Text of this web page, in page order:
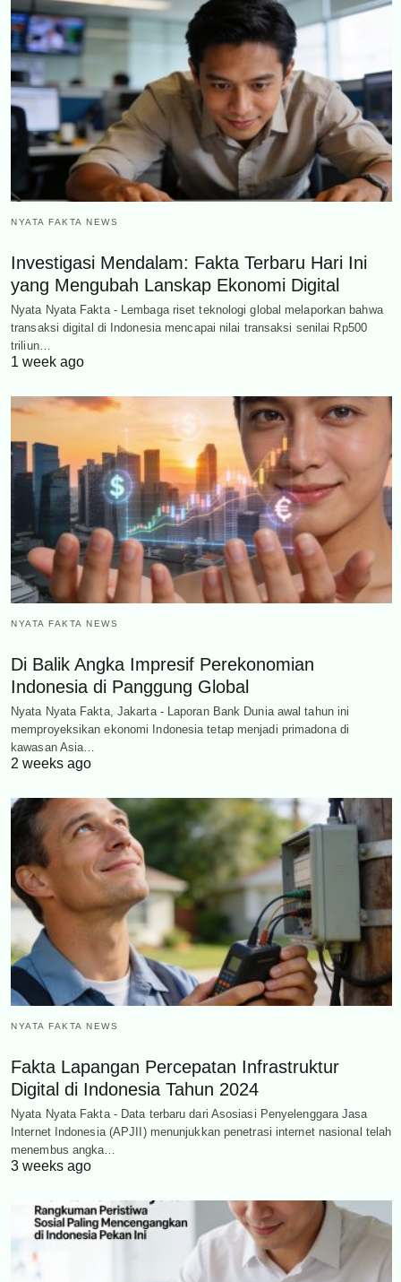
NYATA FAKTA NEWS
Investigasi Mendalam: Fakta Terbaru Hari Ini
yang Mengubah Lanskap Ekonomi Digital
Nyata Nyata Fakta - Lembaga riset teknologi global melaporkan bahwa
transaksi digital di Indonesia mencapai nilai transaksi senilai Rp500
triliun…
1 week ago
NYATA FAKTA NEWS
Di Balik Angka Impresif Perekonomian
Indonesia di Panggung Global
Nyata Nyata Fakta, Jakarta - Laporan Bank Dunia awal tahun ini
memproyeksikan ekonomi Indonesia tetap menjadi primadona di
kawasan Asia…
2 weeks ago
NYATA FAKTA NEWS
Fakta Lapangan Percepatan Infrastruktur
Digital di Indonesia Tahun 2024
Nyata Nyata Fakta - Data terbaru dari Asosiasi Penyelenggara Jasa
Internet Indonesia (APJII) menunjukkan penetrasi internet nasional telah
menembus angka…
3 weeks ago